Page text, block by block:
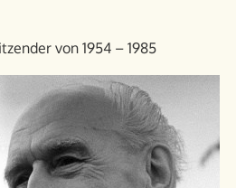
von 1954 – 1985